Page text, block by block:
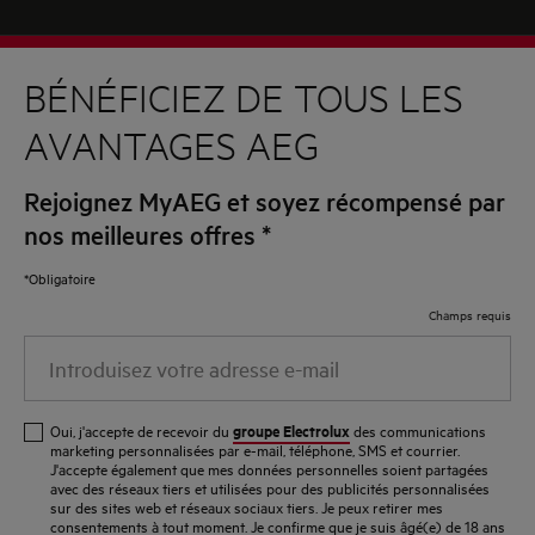
2 l d’eau
1 oignon
100 g de girolles
1 oignon
1 gousse d’ail
persil (1/5 de bouquet)
Émincer l’oignon, l’asperger avec un peu d’huile d’olive
et faire cuire au four pendant 1 heure à 70°C sur une
Duxelles
Couper les champignons, l’oignon et l’ail en petits dés
poivre.
Sauce au vadouvan
Préparer la sauce en liant le bouillon avec l’arrow-root.
Huile d’argan
Mélanger la poudre d’or avec l’huile d’argan.
BÉNÉFICIEZ DE TOUS LES
AVANTAGES AEG
Rejoignez MyAEG et soyez récompensé par
nos meilleures offres *
*Obligatoire
Champs requis
votre
e-
mail
Oui, j'accepte de recevoir du groupe Electroluxdes communications
marketing personnalisées par e-mail, téléphone, SMS et courrier.
J'accepte également que mes données personnelles soient partagées
avec des réseaux tiers et utilisées pour des publicités personnalisées
sur des sites web et réseaux sociaux tiers. Je peux retirer mes
consentements à tout moment. Je confirme que je suis âgé(e) de 18 ans